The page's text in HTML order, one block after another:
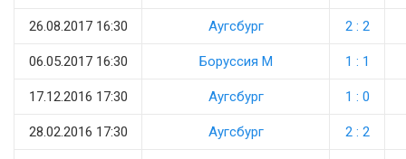
26.08.2017 16:30 Аугсбург 2 : 2
06.05.2017 16:30 Боруссия М 1 : 1
17.12.2016 17:30 Аугсбург 1 : 0
28.02.2016 17:30 Аугсбург 2 : 2